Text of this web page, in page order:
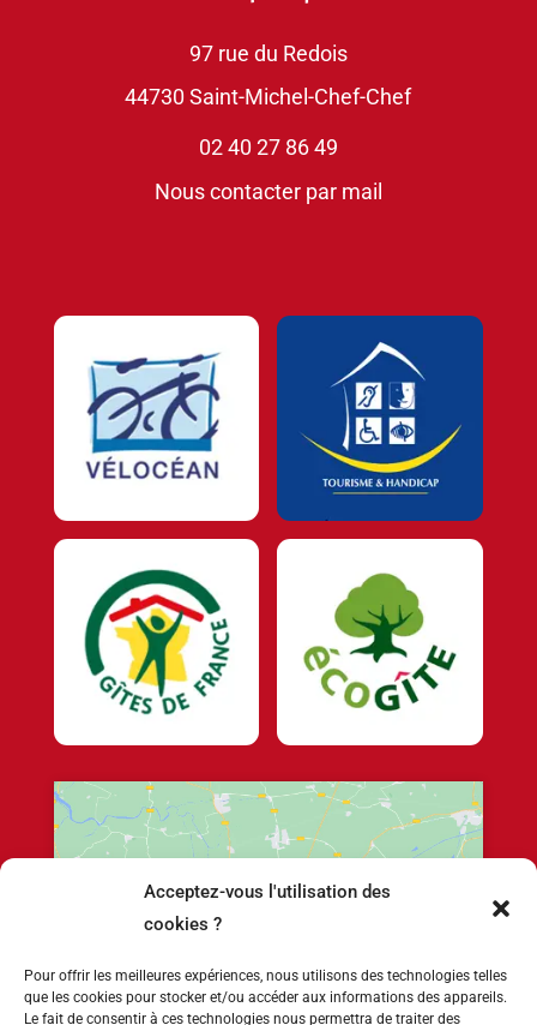
Acceptez-vous l'utilisation des
cookies ?
Pour offrir les meilleures expériences, nous utilisons des technologies telles
que les cookies pour stocker et/ou accéder aux informations des appareils.
Le fait de consentir à ces technologies nous permettra de traiter des
97 rue du Redois
44730 Saint-Michel-Chef-Chef
02 40 27 86 49
Nous contacter par mail
Cliquez pour accepter les cookies marketing